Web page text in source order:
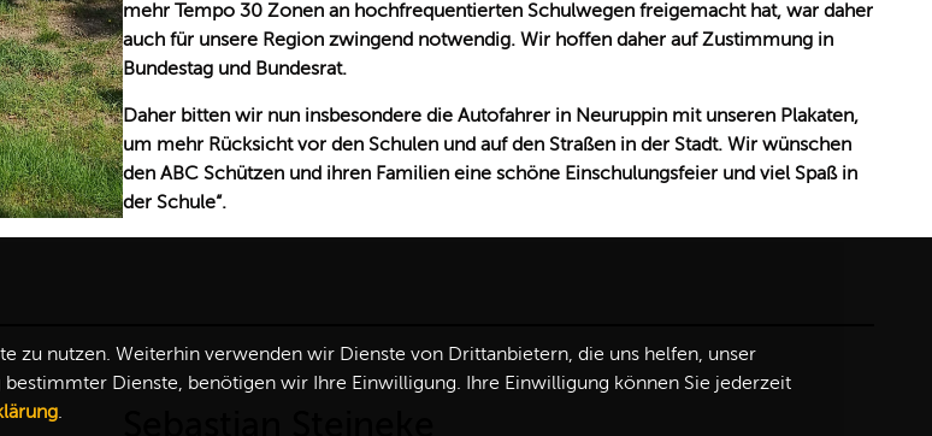
mehr Tempo 30 Zonen an hochfrequentierten Schulwegen freigemacht hat, war daher
auch für unsere Region zwingend notwendig. Wir hoffen daher auf Zustimmung in
Bundestag und Bundesrat.
Daher bitten wir nun insbesondere die Autofahrer in Neuruppin mit unseren Plakaten,
um mehr Rücksicht vor den Schulen und auf den Straßen in der Stadt. Wir wünschen
den ABC Schützen und ihren Familien eine schöne Einschulungsfeier und viel Spaß in
der Schule“.
zu nutzen. Weiterhin verwenden wir Dienste von Drittanbietern, die uns helfen, unser
Dienste, benötigen wir Ihre Einwilligung. Ihre Einwilligung können Sie jederzeit
.